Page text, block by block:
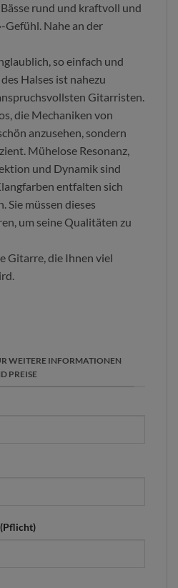
Bässe rund und kraftvoll und
Gefühl. Nahe an der
so einfach und
Halses ist nahezu
Gitarristen.
die Mechaniken von
anzusehen, sondern
Mühelose Resonanz,
und Dynamik sind
entfalten sich
Sie müssen dieses
um seine Qualitäten zu
Gitarre, die Ihnen viel
WEITERE INFORMATIONEN
PREISE